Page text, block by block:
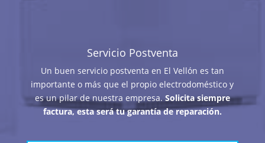
Servicio Postventa
Un buen servicio postventa en El Vellón es tan
importante o más que el propio electrodoméstico y
es un pilar de nuestra empresa.Solicita siempre
factura, esta será tu garantía de reparación.